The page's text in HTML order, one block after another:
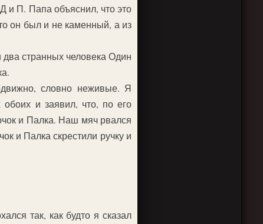
и П. Папа объяснил, что это
он был и не каменный, а из
странных человека Один
словно неживые. Я
и заявил, что, по его
и Палка. Наш мяч рвался
и Палка скрестили ручку и
так, как будто я сказал